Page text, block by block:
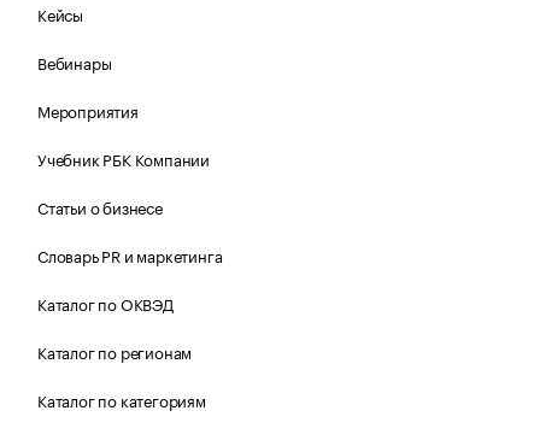
Кейсы
Вебинары
Мероприятия
Учебник РБК Компании
Статьи о бизнесе
Словарь PR и маркетинга
Каталог по ОКВЭД
Каталог по регионам
Каталог по категориям